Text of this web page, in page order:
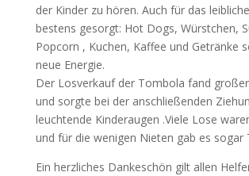
der Kinder zu hören. Auch für das
bestens gesorgt: Hot Dogs, Würstchen,
Popcorn , Kuchen, Kaffee und Getränke
neue Energie.
Der Losverkauf der Tombola fand
und sorgte bei der anschließenden
leuchtende Kinderaugen .Viele Lose
und für die wenigen Nieten gab es sogar
Ein herzliches Dankeschön gilt allen